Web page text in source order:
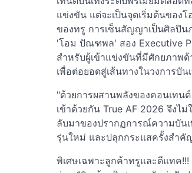
แข่งขัน แต่จะเป็นจุดเริ่มต้นของ
ของทรู การเซ็นสัญญาเป็นศิลปิน
'โอม ปัณฑพล' สอง Executive
สำหรับผู้เข้าแข่งขันที่มีศักยภาพ
เพื่อต่อยอดสู่เส้นทางในวงการบั
"ด้วยการผสานพลังของคอนเทน
เข้าด้วยกัน True AF 2026 จึงไ
ลับมาของปรากฏการณ์ความบัน
รุ่นใหม่ และปลุกกระแสครั้งสำคั
พิเศษเฉพาะลูกค้าทรูและดีแทค